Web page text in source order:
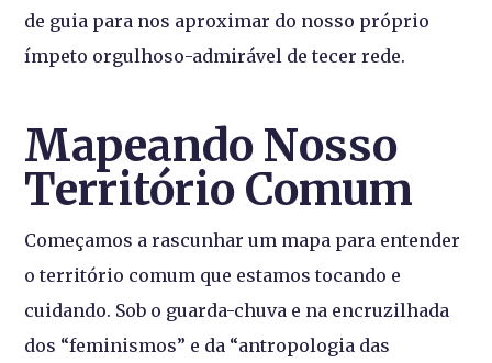
de guia para nos aproximar do nosso próprio
ímpeto orgulhoso-admirável de tecer rede.
Mapeando Nosso
Território Comum
Começamos a rascunhar um mapa para entender
o território comum que estamos tocando e
cuidando. Sob o guarda-chuva e na encruzilhada
dos “feminismos” e da “antropologia das